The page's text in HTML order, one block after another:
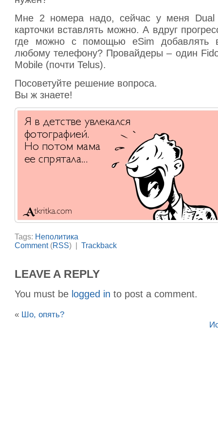
Мне 2 номера надо, сейчас у меня
карточки вставлять можно. А вдруг
где можно с помощью eSim добавлять
любому телефону? Провайдеры – один
Mobile (почти Telus).
Посоветуйте решение вопроса.
Вы ж знаете!
Tags: Неполитика
Comment(RSS) | Trackback
LEAVE A REPLY
You must be logged in to post a comment.
« Шо, опять?